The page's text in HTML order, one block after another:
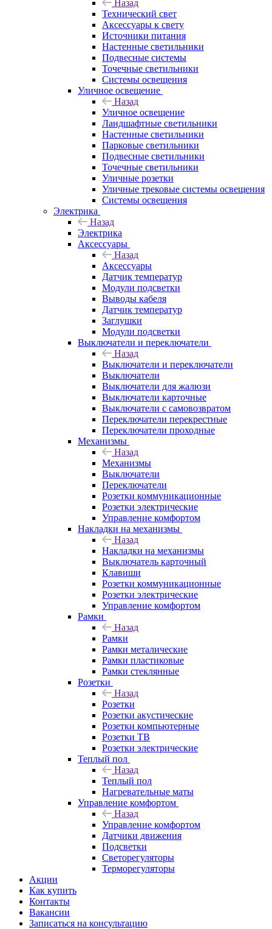
Назад
Технический свет
Аксессуары к свету
Источники питания
Настенные светильники
Подвесные системы
Точечные светильники
Системы освещения
Уличное освещение
Назад
Уличное освещение
Ландшафтные светильники
Настенные светильники
Парковые светильники
Подвесные светильники
Точечные светильники
Уличные розетки
Уличные трековые системы освещения
Системы освещения
Электрика
Назад
Электрика
Аксессуары
Назад
Аксессуары
Датчик температур
Модули подсветки
Выводы кабеля
Датчик температур
Заглушки
Модули подсветки
Выключатели и переключатели
Назад
Выключатели и переключатели
Выключатели
Выключатели для жалюзи
Выключатели карточные
Выключатели с самовозвратом
Переключатели перекрестные
Переключатели проходные
Механизмы
Назад
Механизмы
Выключатели
Переключатели
Розетки коммуникационные
Розетки электрические
Управление комфортом
Накладки на механизмы
Назад
Накладки на механизмы
Выключатель карточный
Клавиши
Розетки коммуникационные
Розетки электрические
Управление комфортом
Рамки
Назад
Рамки
Рамки металические
Рамки пластиковые
Рамки стеклянные
Розетки
Назад
Розетки
Розетки акустические
Розетки компьютерные
Розетки ТВ
Розетки электрические
Теплый пол
Назад
Теплый пол
Нагревательные маты
Управление комфортом
Назад
Управление комфортом
Датчики движения
Подсветки
Светорегуляторы
Терморегуляторы
Акции
Как купить
Контакты
Вакансии
Записаться на консультацию